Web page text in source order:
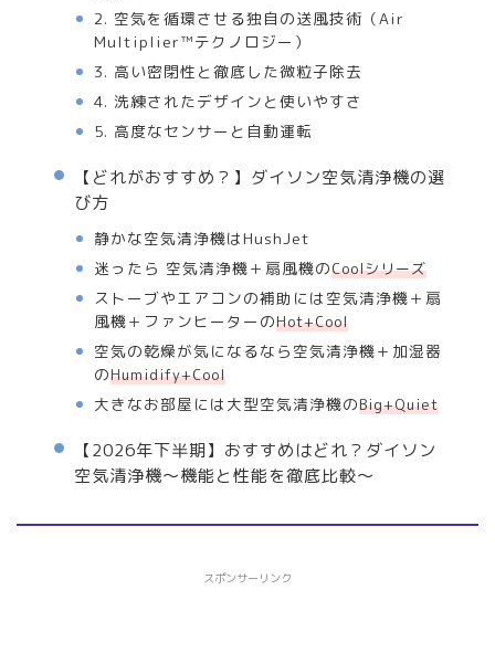
2. 空気を循環させる独自の送風技術（Air
Multiplier™テクノロジー）
3. 高い密閉性と徹底した微粒子除去
4. 洗練されたデザインと使いやすさ
5. 高度なセンサーと自動運転
【どれがおすすめ？】ダイソン空気清浄機の選
び方
静かな空気清浄機はHushJet
迷ったら 空気清浄機＋扇風機のCoolシリーズ
ストーブやエアコンの補助には空気清浄機＋扇
風機＋ファンヒーターのHot+Cool
空気の乾燥が気になるなら空気清浄機＋加湿器
のHumidify+Cool
大きなお部屋には大型空気清浄機のBig+Quiet
【2026年下半期】おすすめはどれ？ダイソン
空気清浄機〜機能と性能を徹底比較〜
スポンサーリンク